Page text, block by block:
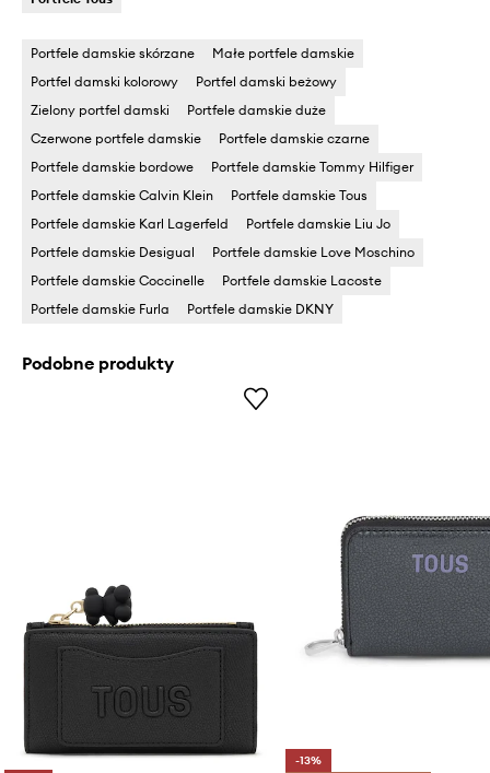
Portfele damskie skórzane
Małe portfele damskie
Portfel damski kolorowy
Portfel damski beżowy
Zielony portfel damski
Portfele damskie duże
Czerwone portfele damskie
Portfele damskie czarne
Portfele damskie bordowe
Portfele damskie Tommy Hilfiger
Portfele damskie Calvin Klein
Portfele damskie Tous
Portfele damskie Karl Lagerfeld
Portfele damskie Liu Jo
Portfele damskie Desigual
Portfele damskie Love Moschino
Portfele damskie Coccinelle
Portfele damskie Lacoste
Portfele damskie Furla
Portfele damskie DKNY
Podobne produkty
-13%